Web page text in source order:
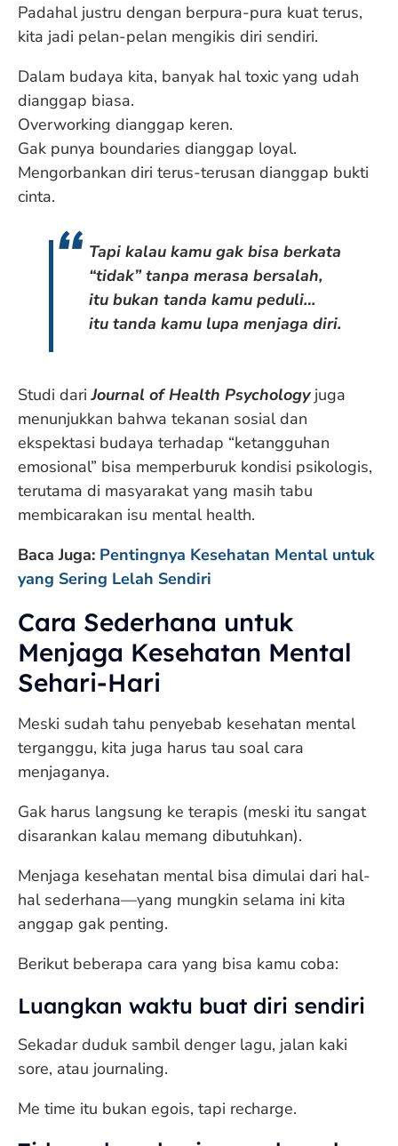
Padahal justru dengan berpura-pura kuat terus,
kita jadi pelan-pelan mengikis diri sendiri.
Dalam budaya kita, banyak hal toxic yang udah
dianggap biasa.
Overworking dianggap keren.
Gak punya boundaries dianggap loyal.
Mengorbankan diri terus-terusan dianggap bukti
cinta.
Tapi kalau kamu gak bisa berkata
“tidak” tanpa merasa bersalah,
itu bukan tanda kamu peduli…
itu tanda kamu lupa menjaga diri.
Studi dariJournal of Health Psychologyjuga
menunjukkan bahwa tekanan sosial dan
ekspektasi budaya terhadap “ketangguhan
emosional” bisa memperburuk kondisi psikologis,
terutama di masyarakat yang masih tabu
membicarakan isu mental health.
Baca Juga: Pentingnya Kesehatan Mental untuk
yang Sering Lelah Sendiri
Cara Sederhana untuk
Menjaga Kesehatan Mental
Sehari-Hari
Meski sudah tahu penyebab kesehatan mental
terganggu, kita juga harus tau soal cara
menjaganya.
Gak harus langsung ke terapis (meski itu sangat
disarankan kalau memang dibutuhkan).
Menjaga kesehatan mental bisa dimulai dari hal-
hal sederhana—yang mungkin selama ini kita
anggap gak penting.
Berikut beberapa cara yang bisa kamu coba:
Luangkan waktu buat diri sendiri
Sekadar duduk sambil denger lagu, jalan kaki
sore, atau journaling.
Me time itu bukan egois, tapi recharge.